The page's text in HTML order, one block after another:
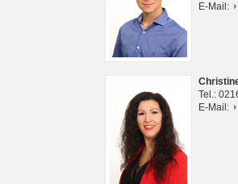
E-Mail:
Tel.:
E-Mail: